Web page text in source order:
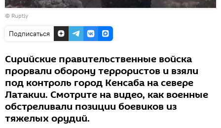
Воспроизвести
видео
© Ruptly
Подписаться
Сирийские правительственные войска
прорвали оборону террористов и взяли
под контроль город Кенсаба на севере
Латакии. Смотрите на видео, как военные
обстреливали позиции боевиков из
тяжелых орудий.